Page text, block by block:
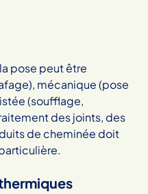
pose peut être
mécanique (pose
(soufflage,
des joints, des
de cheminée doit